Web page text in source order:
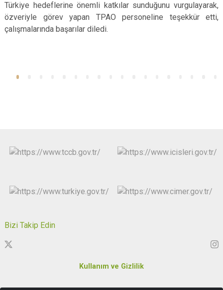
Türkiye hedeflerine önemli katkılar sunduğunu vurgulayarak,
özveriyle görev yapan TPAO personeline teşekkür etti,
çalışmalarında başarılar diledi.
Bizi Takip Edin
Kullanım ve Gizlilik